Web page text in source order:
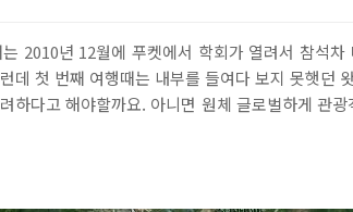
2010년 12월에 푸켓에서 학회가 열려서 참석차
데 첫 번째 여행때는 내부를 들여다 보지 못햇던
하다고 해야할까요. 아니면 원체 글로벌하게 관